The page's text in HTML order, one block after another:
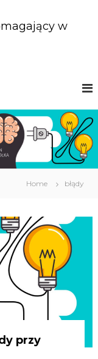
w
Home błądy
przy